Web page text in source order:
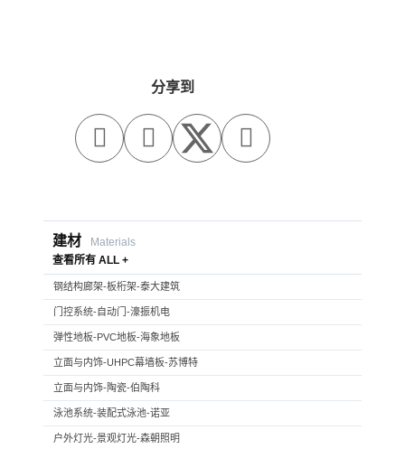
分享到
  
建材
Materials
查看所有 ALL +
钢结构廊架-板桁架-泰大建筑
门控系统-自动门-濠振机电
弹性地板-PVC地板-海象地板
立面与内饰-UHPC幕墙板-苏博特
立面与内饰-陶瓷-伯陶科
泳池系统-装配式泳池-诺亚
户外灯光-景观灯光-森朝照明